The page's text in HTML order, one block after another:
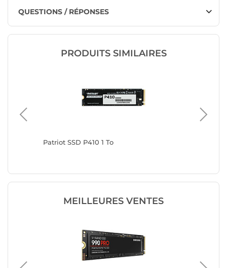
QUESTIONS / RÉPONSES
PRODUITS SIMILAIRES
Patriot SSD P410 1 To
MEILLEURES VENTES